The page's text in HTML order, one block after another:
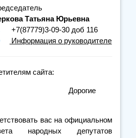
Татьяна Юрьевна
+7(87779)3-09-30 доб 116
Информация о руководителе
сайта:
вас на официальном
народных депутатов